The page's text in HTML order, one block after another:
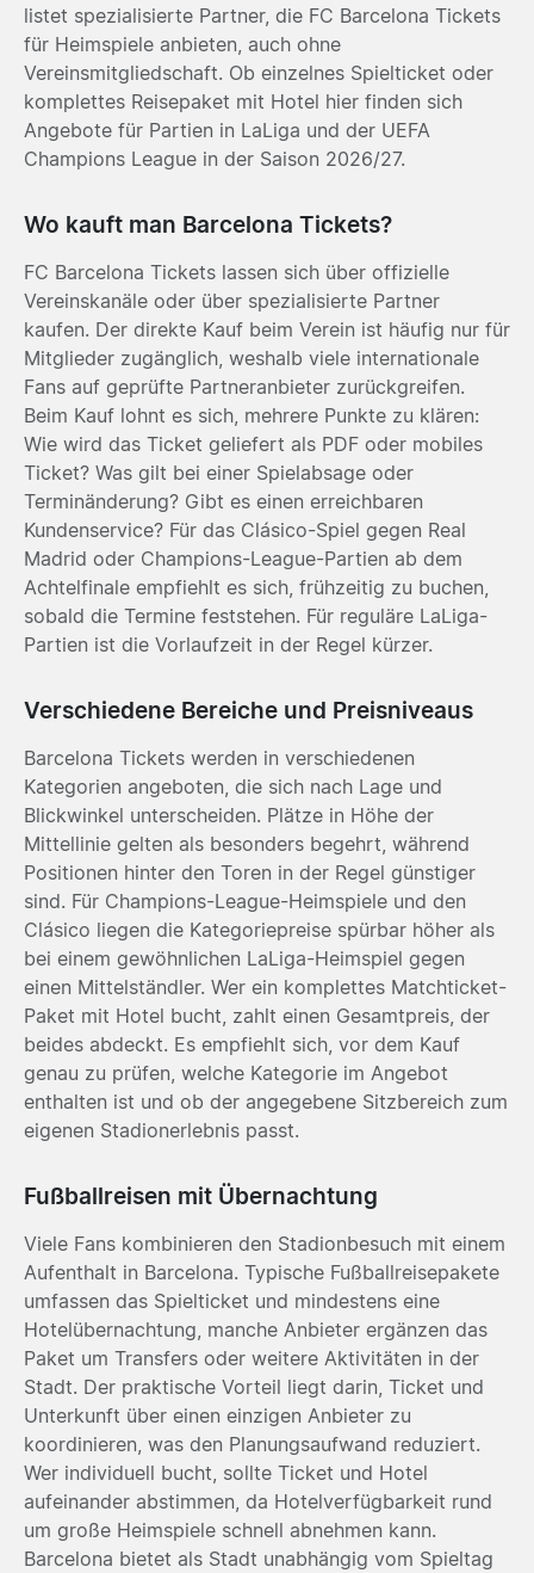
listet spezialisierte Partner, die FC Barcelona Tickets
für Heimspiele anbieten, auch ohne
Vereinsmitgliedschaft. Ob einzelnes Spielticket oder
komplettes Reisepaket mit Hotel hier finden sich
Angebote für Partien in LaLiga und der UEFA
Champions League in der Saison 2026/27.
Wo kauft man Barcelona Tickets?
FC Barcelona Tickets lassen sich über offizielle
Vereinskanäle oder über spezialisierte Partner
kaufen. Der direkte Kauf beim Verein ist häufig nur für
Mitglieder zugänglich, weshalb viele internationale
Fans auf geprüfte Partneranbieter zurückgreifen.
Beim Kauf lohnt es sich, mehrere Punkte zu klären:
Wie wird das Ticket geliefert als PDF oder mobiles
Ticket? Was gilt bei einer Spielabsage oder
Terminänderung? Gibt es einen erreichbaren
Kundenservice? Für das Clásico-Spiel gegen Real
Madrid oder Champions-League-Partien ab dem
Achtelfinale empfiehlt es sich, frühzeitig zu buchen,
sobald die Termine feststehen. Für reguläre LaLiga-
Partien ist die Vorlaufzeit in der Regel kürzer.
Verschiedene Bereiche und Preisniveaus
Barcelona Tickets werden in verschiedenen
Kategorien angeboten, die sich nach Lage und
Blickwinkel unterscheiden. Plätze in Höhe der
Mittellinie gelten als besonders begehrt, während
Positionen hinter den Toren in der Regel günstiger
sind. Für Champions-League-Heimspiele und den
Clásico liegen die Kategoriepreise spürbar höher als
bei einem gewöhnlichen LaLiga-Heimspiel gegen
einen Mittelständler. Wer ein komplettes Matchticket-
Paket mit Hotel bucht, zahlt einen Gesamtpreis, der
beides abdeckt. Es empfiehlt sich, vor dem Kauf
genau zu prüfen, welche Kategorie im Angebot
enthalten ist und ob der angegebene Sitzbereich zum
eigenen Stadionerlebnis passt.
Fußballreisen mit Übernachtung
Viele Fans kombinieren den Stadionbesuch mit einem
Aufenthalt in Barcelona. Typische Fußballreisepakete
umfassen das Spielticket und mindestens eine
Hotelübernachtung, manche Anbieter ergänzen das
Paket um Transfers oder weitere Aktivitäten in der
Stadt. Der praktische Vorteil liegt darin, Ticket und
Unterkunft über einen einzigen Anbieter zu
koordinieren, was den Planungsaufwand reduziert.
Wer individuell bucht, sollte Ticket und Hotel
aufeinander abstimmen, da Hotelverfügbarkeit rund
um große Heimspiele schnell abnehmen kann.
Barcelona bietet als Stadt unabhängig vom Spieltag